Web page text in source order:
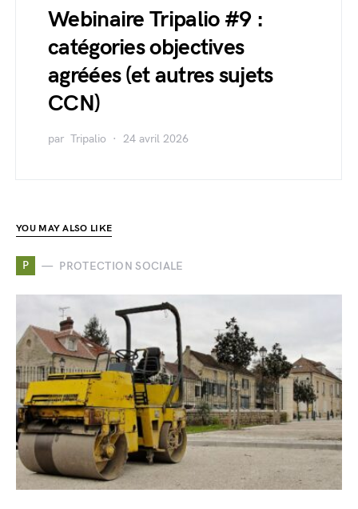
Webinaire Tripalio #9 :
catégories objectives
agréées (et autres sujets
CCN)
par Tripalio 24 avril 2026
YOU MAY ALSO LIKE
P PROTECTION SOCIALE